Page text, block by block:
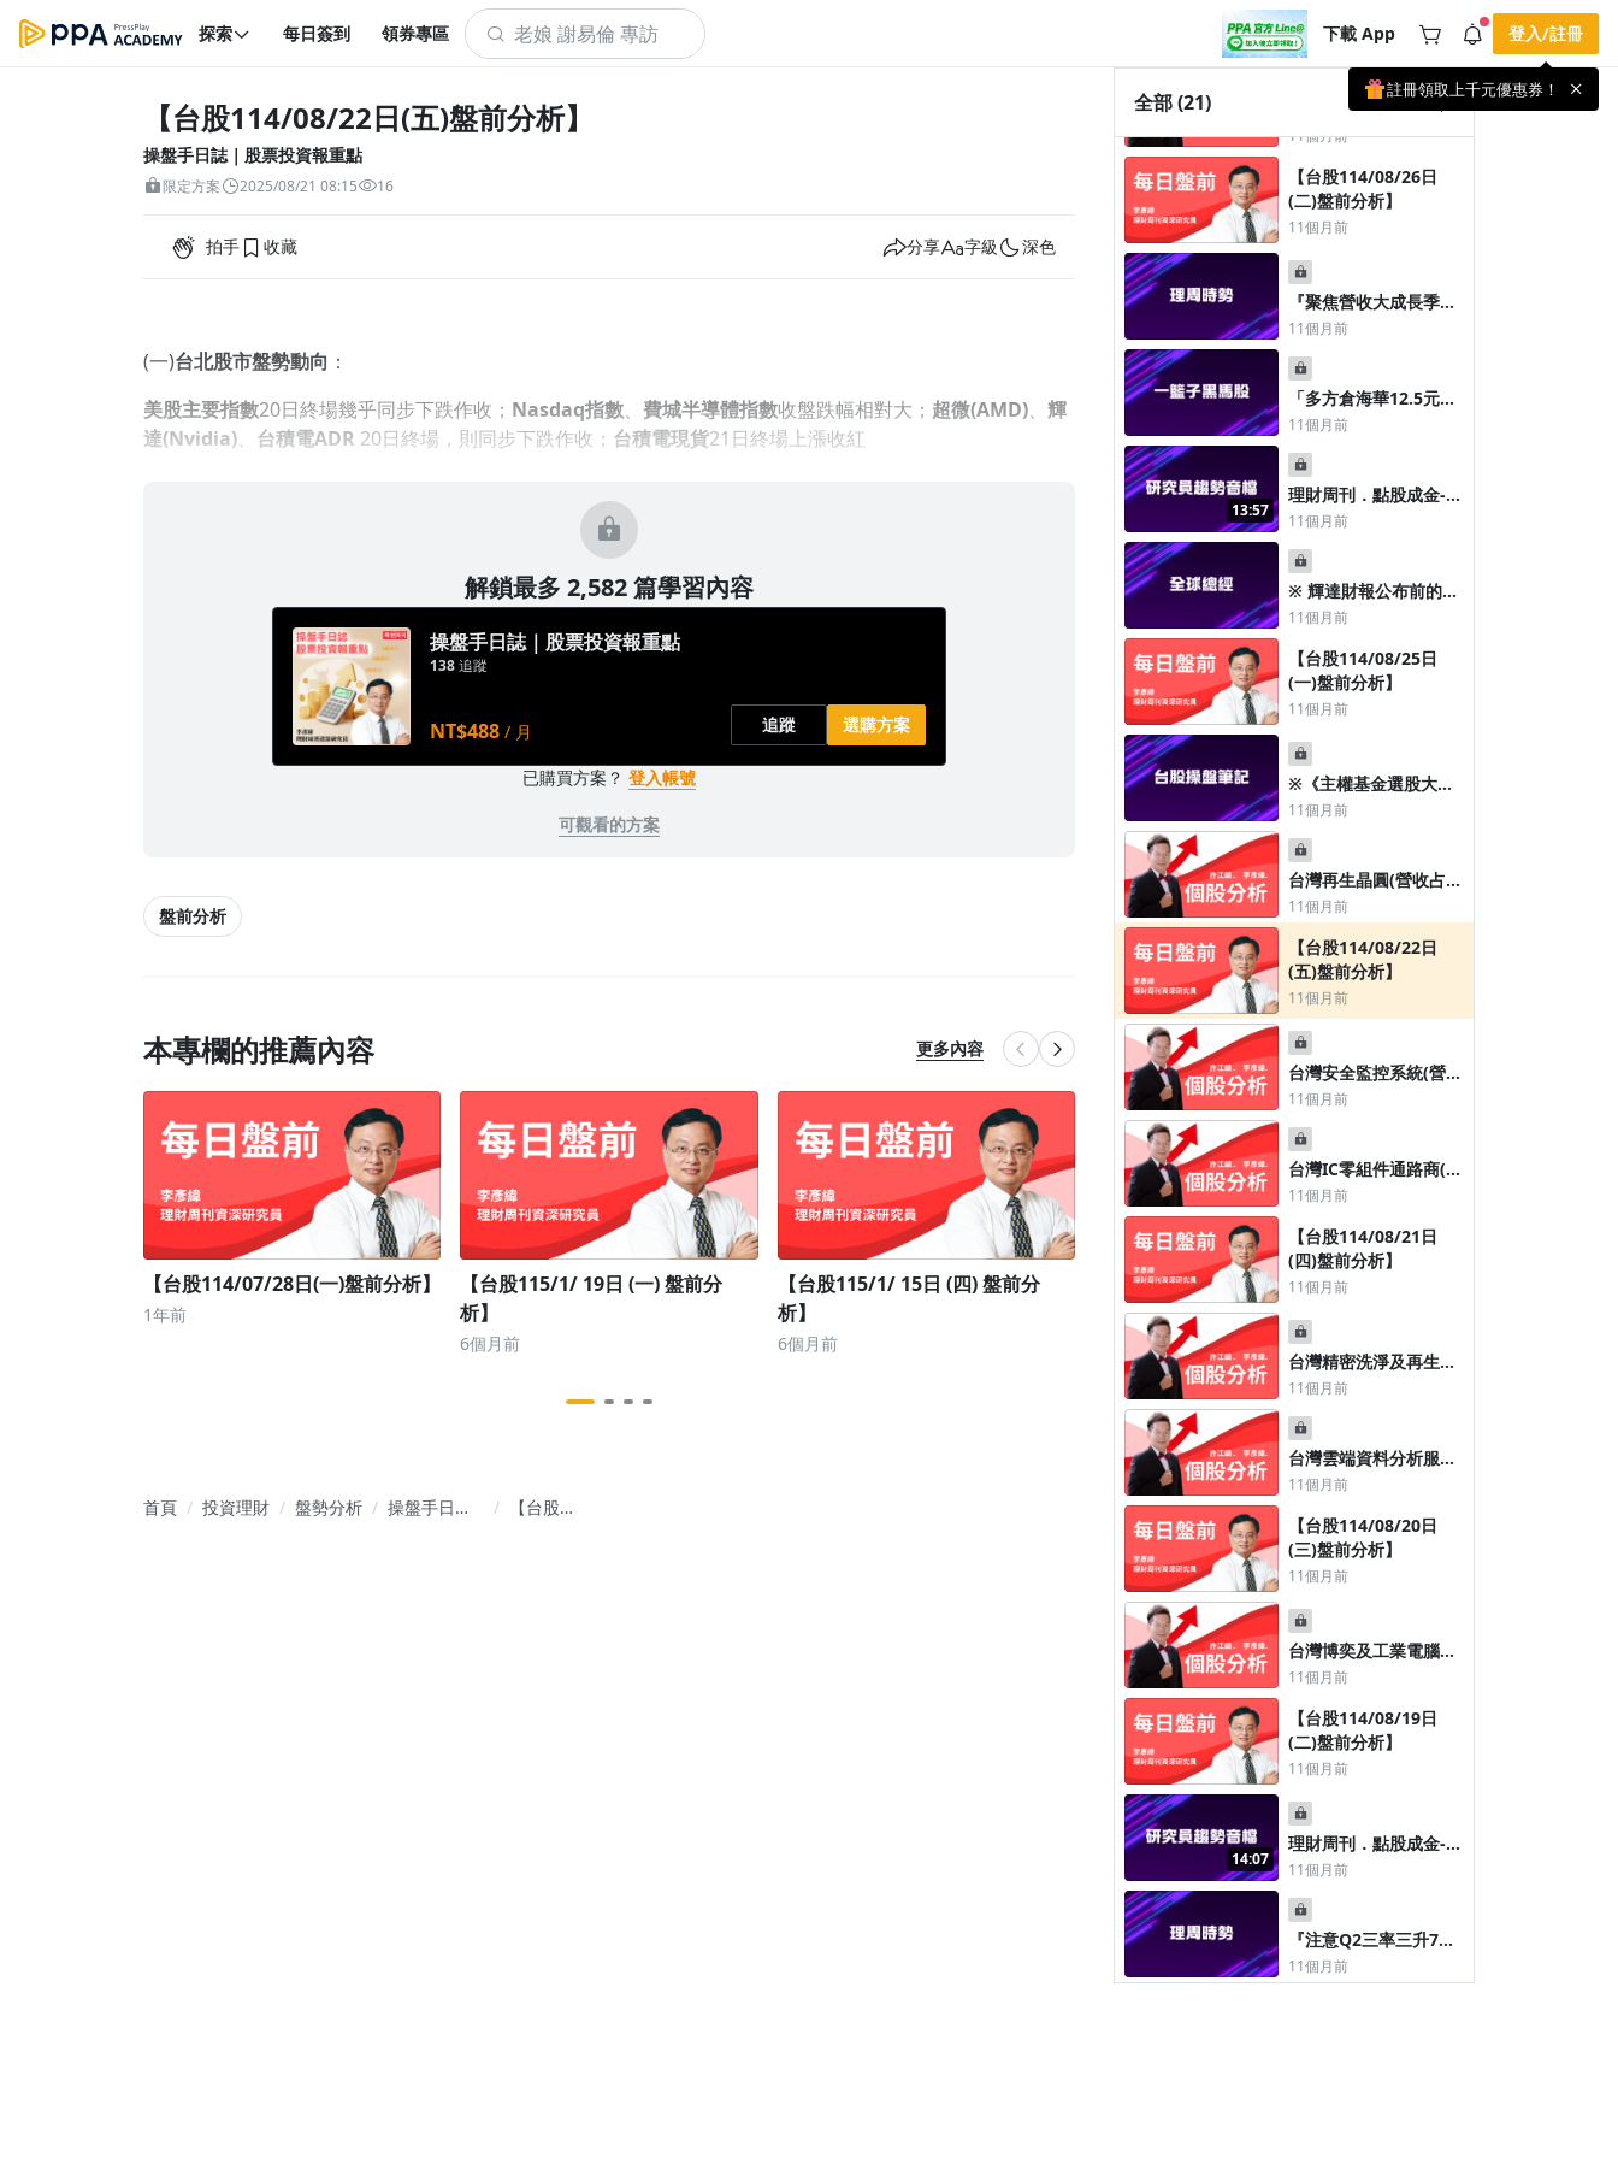
探索 每日簽到 領券專區 下載 App
下載 APP 領取獎勵，隨時吸收新知識
手機掃描下載
🌞 PPA 避暑津貼．冷氣房升級｜
期間快閃活動
🥵 酷暑限時快閃｜單筆滿 NT$2,500 現
折 NT$300、再贈最高 2% 點數回饋！
🚀 酷暑來襲．偷偷在冷氣房升級 📈
⭐️ 【冷氣房進修 限時開跑】◾單筆滿
NT$2,500 現折 NT$300◾活動期間：即
日起 - 8/13（只有一週）-📣 酷暑季好康
\ 再加碼 /→ 點數回饋無上限🔥購買任一
課程 or 訂閱✅ 消費即享回饋 1% 點數
✅ 滿 $5,000 回饋 2% 點數🎁 此為 PPA
官方帳號 Line@ 專屬活動，加入好友👉
享有「渠道專屬活動」及「個人化推
4 天前
查看全部
登入/註冊
註冊領取上千元優惠券！
【台股114/08/22日(五)盤前分析】
操盤手日誌｜股票投資報重點
限定方案 2025/08/21 08:15 16
拍手 收藏 分享 字級 深色
(一)台北股市盤勢動向 ：
美股主要指數20日終場幾乎同步下跌作收； Nasdaq指數、 費城半導體指數收盤跌幅相對大； 超微(AMD)、 輝
達(Nvidia)、 台積電ADR 20日終場，則同步下跌作收； 台積電現貨21日終場上漲收紅
解鎖最多 2,582 篇學習內容
操盤手日誌｜股票投資報重點
138追蹤
NT$488 / 月 追蹤 選購方案
已購買方案？ 登入帳號
可觀看的方案
盤前分析
本專欄的推薦內容 更多內容
【台股114/07/28日(一)盤前分析】
1年前
【台股115/1/ 19日 (一) 盤前分
析】
6個月前
【台股115/1/ 15日 (四) 盤前分
析】
6個月前
【台股114/12/ 11日 (四) 盤前分
析】
8個月前
首頁 投資理財 盤勢分析
操盤手日誌
【台股
全部(21)
(三)盤前分析】
11個月前
台灣精密運動及控制元
件(營收占比57.08%)、
(營收占比41.81%)專業
廠大銀微系統(4576)
11個月前
【台股114/08/26日
(二)盤前分析】
11個月前
『聚焦營收大成長季報
亮眼股， 市場等待鮑爾
警告AI產業泡沫化』
2025.08.24
11個月前
「多方倉海華12.5元，
空方倉整體績效賺 8.8
11個月前
13:57
理財周刊．點股成金----
-鋼鐵股-----20250824
11個月前
※ 輝達財報公布前的強
股分盤處置 破2萬3在季
11個月前
【台股114/08/25日
(一)盤前分析】
11個月前
※《主權基金選股大解
密 》
11個月前
台灣再生晶圓(營收占比
50.00%)&鑽石碟(營收
占比30.00%)&傳統砂
輪(營收占比20.00%)專
業廠中砂(1560)
11個月前
【台股114/08/22日
(五)盤前分析】
11個月前
台灣安全監控系統(營收
占比59.00％)專業廠昇
11個月前
台灣IC零組件通路商(營
收占比82.00%)專業廠
11個月前
【台股114/08/21日
(四)盤前分析】
11個月前
台灣精密洗淨及再生處
理業務(營收占比
(3551)
11個月前
台灣雲端資料分析服務
(營收占比79.24％)專業
11個月前
【台股114/08/20日
(三)盤前分析】
11個月前
台灣博奕及工業電腦與
航太及國防(營收占比
(4916)
11個月前
【台股114/08/19日
(二)盤前分析】
11個月前
14:07
理財周刊．點股成金----
-連接元件股----
11個月前
『注意Q2三率三升7月
營收雙增股，預期美聯
準會9月降息機率高達
11個月前